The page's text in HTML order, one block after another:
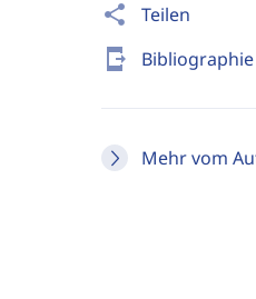
share Teilen
send_to_mobile
Mehr vom